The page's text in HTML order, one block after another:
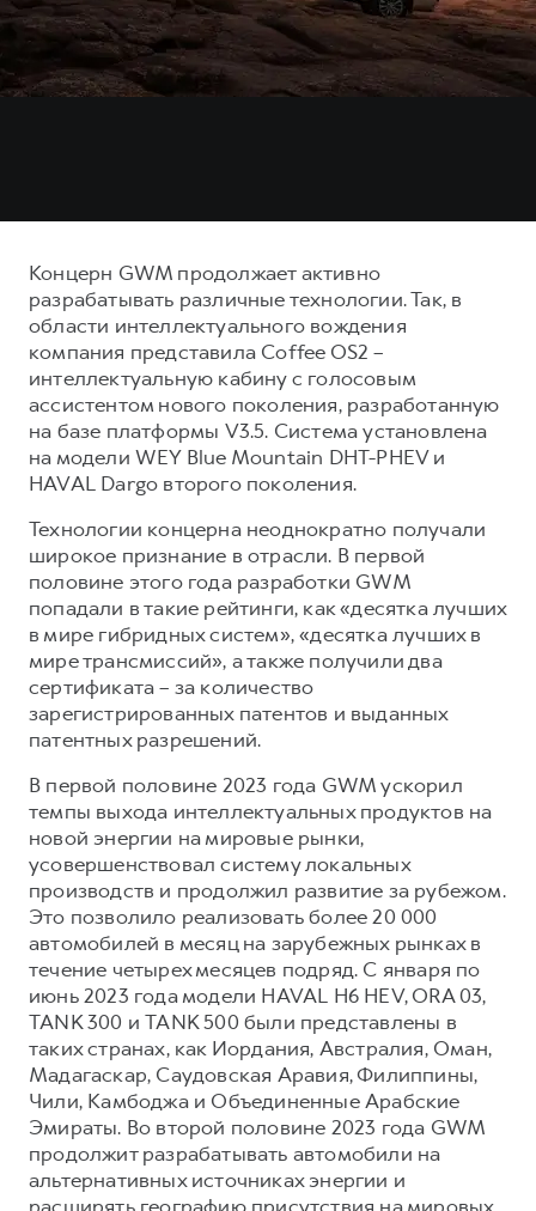
Концерн GWM продолжает активно
разрабатывать различные технологии. Так, в
области интеллектуального вождения
компания представила Coffee OS2 –
интеллектуальную кабину с голосовым
ассистентом нового поколения, разработанную
на базе платформы V3.5. Система установлена
на модели WEY Blue Mountain DHT-PHEV и
HAVAL Dargo второго поколения.
Технологии концерна неоднократно получали
широкое признание в отрасли. В первой
половине этого года разработки GWM
попадали в такие рейтинги, как «десятка лучших
в мире гибридных систем», «десятка лучших в
мире трансмиссий», а также получили два
сертификата – за количество
зарегистрированных патентов и выданных
патентных разрешений.
В первой половине 2023 года GWM ускорил
темпы выхода интеллектуальных продуктов на
новой энергии на мировые рынки,
усовершенствовал систему локальных
производств и продолжил развитие за рубежом.
Это позволило реализовать более 20 000
автомобилей в месяц на зарубежных рынках в
течение четырех месяцев подряд. С января по
июнь 2023 года модели HAVAL H6 HEV, ORA 03,
TANK 300 и TANK 500 были представлены в
таких странах, как Иордания, Австралия, Оман,
Мадагаскар, Саудовская Аравия, Филиппины,
Чили, Камбоджа и Объединенные Арабские
Эмираты. Во второй половине 2023 года GWM
продолжит разрабатывать автомобили на
альтернативных источниках энергии и